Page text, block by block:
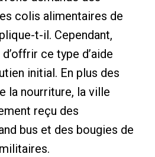
colis alimentaires de
t-il. Cependant,
ce type d’aide
initial. En plus des
la nourriture, la ville
reçu des
bus et des bougies de